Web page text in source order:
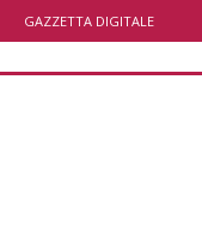
GAZZETTA DIGITALE